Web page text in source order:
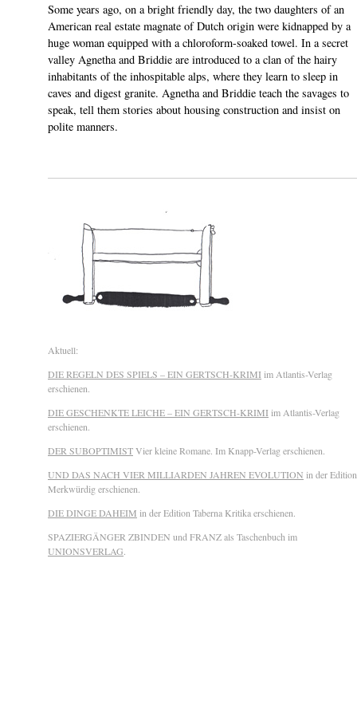
Some years ago, on a bright friendly day, the two daughters of an
American real estate magnate of Dutch origin were kidnapped by a
huge woman equipped with a chloroform-soaked towel. In a secret
valley Agnetha and Briddie are introduced to a clan of the hairy
inhabitants of the inhospitable alps, where they learn to sleep in
caves and digest granite. Agnetha and Briddie teach the savages to
speak, tell them stories about housing construction and insist on
polite manners.
Aktuell:
DIE REGELN DES SPIELS – EIN GERTSCH-KRIMI im Atlantis-Verlag
erschienen.
DIE GESCHENKTE LEICHE – EIN GERTSCH-KRIMI im Atlantis-Verlag
erschienen.
DER SUBOPTIMISTVier kleine Romane. Im Knapp-Verlag erschienen.
UND DAS NACH VIER MILLIARDEN JAHREN EVOLUTION in der Edition
Merkwürdig erschienen.
DIE DINGE DAHEIM in der Edition Taberna Kritika erschienen.
SPAZIERGÄNGER ZBINDEN und FRANZ als Taschenbuch im
UNIONSVERLAG